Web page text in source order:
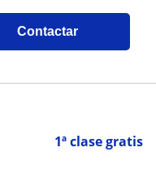
Contactar
1ª clase gratis